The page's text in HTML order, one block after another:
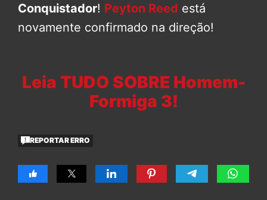
Conquistador! Peyton Reed está
novamente confirmado na direção!
Leia TUDO SOBRE Homem-
Formiga 3!
REPORTAR ERRO